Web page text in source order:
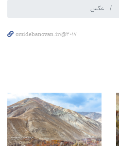
عکس
omidebanovan.ir/@3017